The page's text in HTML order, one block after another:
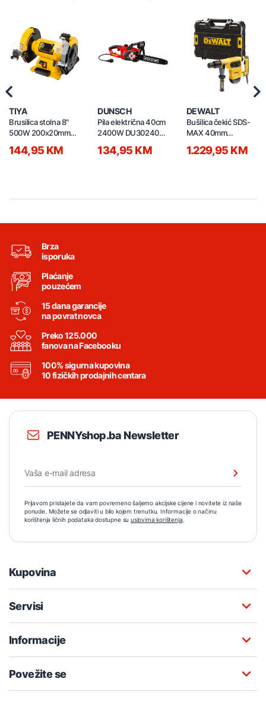
TIYA
Brusilica stolna 8"
500W 200x20mm
144,95 KM
DUNSCH
Pila električna 40cm
2400W DU30240-
134,95 KM
DEWALT
Bušilica čekić SDS-
MAX 40mm
1.229,95 KM
Brza
isporuka
Plaćanje
pouzećem
15 dana garancije
na povrat novca
Preko 125.000
fanova na Facebooku
100% sigurna kupovina
10 fizičkih prodajnih centara
PENNYshop.ba Newsletter
Prijavom pristajete da vam povremeno šaljemo akcijske cijene i novitete iz naše
ponude. Možete se odjaviti u bilo kojem trenutku. Informacije o načinu
korištenja ličnih podataka dostupne su uslovima korištenja.
Kupovina
Servisi
Informacije
Povežite se